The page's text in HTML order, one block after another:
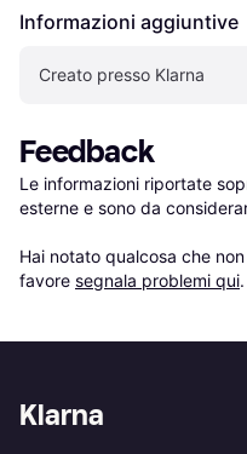
Informazioni aggiuntive
Creato presso Klarna
Feedback
Le informazioni riportate
esterne e sono da
Hai notato qualcosa che
favore segnala problemi qui.
Klarna